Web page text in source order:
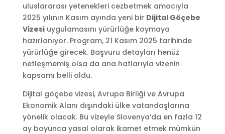
uluslararası yetenekleri cezbetmek amacıyla
2025 yılının Kasım ayında yeni bir Dijital Göçebe
Vizesiuygulamasını yürürlüğe koymaya
hazırlanıyor. Program, 21 Kasım 2025 tarihinde
yürürlüğe girecek. Başvuru detayları henüz
netleşmemiş olsa da ana hatlarıyla vizenin
kapsamı belli oldu.
Dijital göçebe vizesi, Avrupa Birliği ve Avrupa
Ekonomik Alanı dışındaki ülke vatandaşlarına
yönelik olacak. Bu vizeyle Slovenya’da en fazla 12
ay boyunca yasal olarak ikamet etmek mümkün